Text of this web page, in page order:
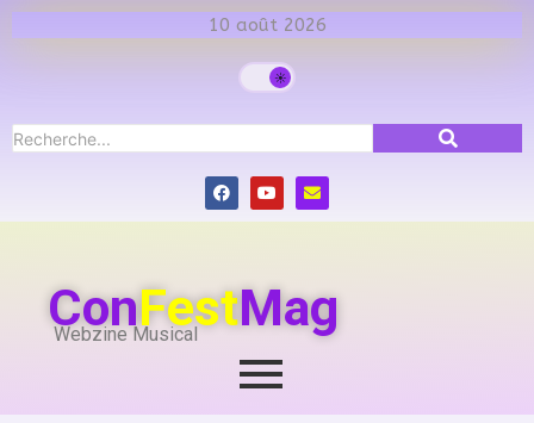
10 août 2026
ConFestMag
Webzine Musical